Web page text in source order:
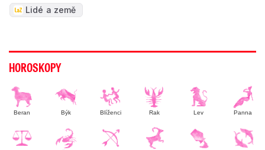
Lidé a země
HOROSKOPY
Beran Býk Blíženci Rak Lev Panna